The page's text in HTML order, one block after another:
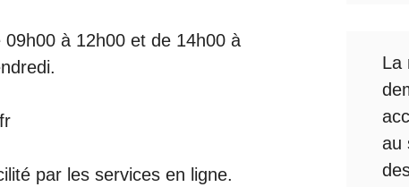
09h00 à 12h00 et de 14h00 à
par les services en ligne.
La
au